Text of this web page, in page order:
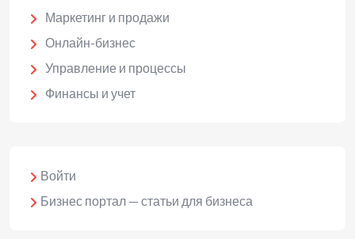
Маркетинг и продажи
Онлайн-бизнес
Управление и процессы
Финансы и учет
Войти
Бизнес портал — статьи для бизнеса